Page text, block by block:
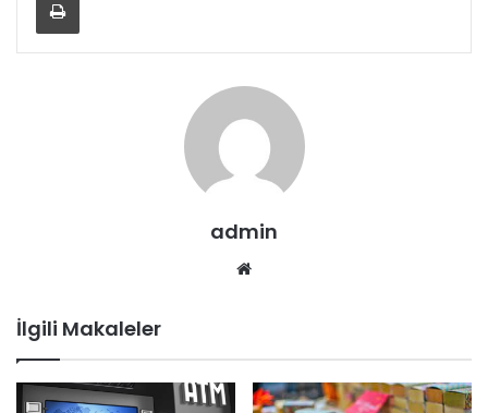
admin
Web
İlgili Makaleler